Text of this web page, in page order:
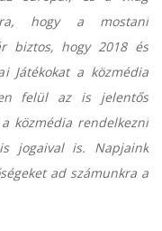
hogy a mostani
biztos, hogy 2018 és
Játékokat a közmédia
felül az is jelentős
közmédia rendelkezni
jogaival is. Napjaink
ad számunkra a